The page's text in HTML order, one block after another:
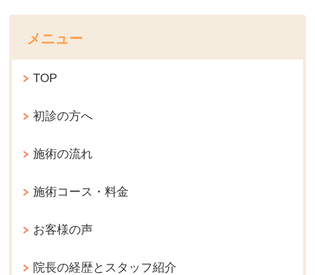
メニュー
TOP
初診の方へ
施術の流れ
施術コース・料金
お客様の声
院長の経歴とスタッフ紹介